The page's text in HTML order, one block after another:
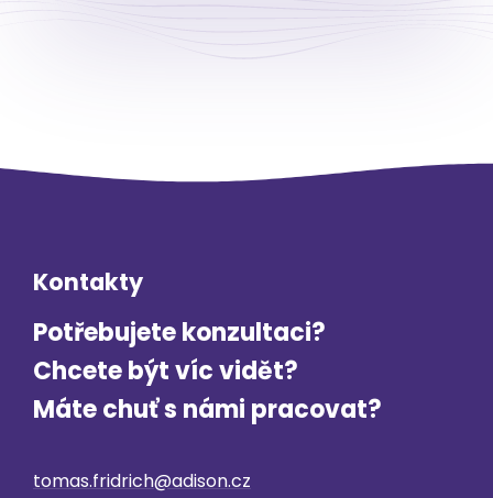
Kontakty
Potřebujete konzultaci?
Chcete být víc vidět?
Máte chuť s námi pracovat?
tomas.fridrich@adison.cz